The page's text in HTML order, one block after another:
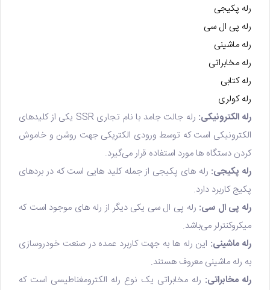
رله پکیجی
رله پی ال سی
رله ماشینی
رله مخابراتی
رله کتابی
رله کولری
رله الکترونیکی:
رله جالت جامد با نام تجاری SSR یکی از کلیدهای
الکترونیکی است که توسط ورودی الکتریکی جهت روشن و خاموش
کردن دستگاه ها مورد استفاده قرار می‌گیرد.
رله پکیجی: رله های پکیجی از جمله کلید هایی است که در بردهای
پکیج کاربرد دارد.
رله پی ال سی: رله پی ال سی یکی دیگر از رله های موجود است که
میکروکنترلر می‌باشد.
رله ماشینی: این رله ها به جهت کاربرد عمده در صنعت خودروسازی
به رله ماشینی معروف هستند.
رله مخابراتی: رله مخابراتی یک نوع رله الکترومغناطیسی است که